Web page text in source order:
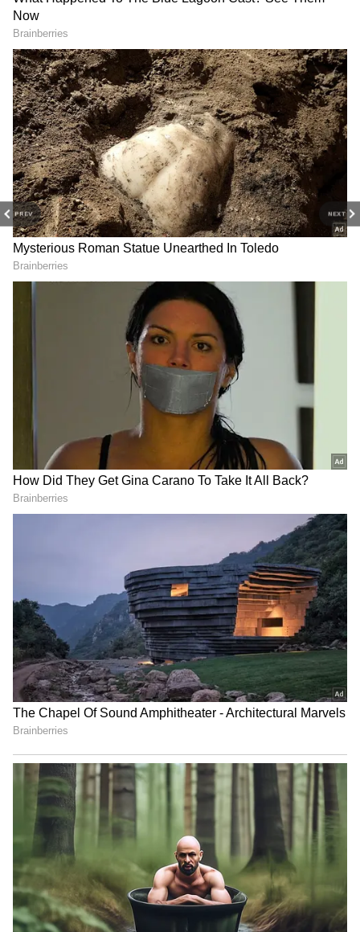
PREV NEXT
2
3
Image Credit :GEMINI AI
விண்ணப்பிக்கும் முறை
இந்தத் திட்டத்திற்கான விண்ணப்பம்
ஆஃப்லைன் (நேரடி) முறையில் மட்டுமே
பெறப்படுகிறது.
உங்கள் பகுதிக்கு உட்பட்ட ஊராட்சி
ஒன்றிய அலுவலகம் (Panchayat Union
Office), மாவட்ட ஆதிதிராவிடர் மற்றும்
பழங்குடியினர் நல அலுவலகம் அல்லது
பழங்குடியினர் நல ஆணையர்
அலுவலகத்தில் விண்ணப்பப் படிவத்தைப்
விண்ணப்பப் படிவத்தை முழுமையாகப்
பூர்த்தி செய்து, பாஸ்போர்ட் அளவிலான
புகைப்படத்தை ஒட்டவும்.
பின்வரும் ஆவணங்களின் சுய
சான்றொப்பமிட்ட நகல்களை
இணைக்கவும்:
ஆதார் அட்டை அல்லது அரசு
அங்கீகரித்த அடையாளச் சான்று.
சாதிச் சான்றிதழ் (ஆதிதிராவிடர் /
பழங்குடியினர்).
இலவச வீட்டு மனைப் பட்டா நகல்.
முகவரிச் சான்று.
பூர்த்தி செய்த விண்ணப்பங்களை உரிய
அலுவலகத்தில் சமர்ப்பித்து, கண்டிப்பாக
அதற்கான ஒப்புகைச் சீட்டை